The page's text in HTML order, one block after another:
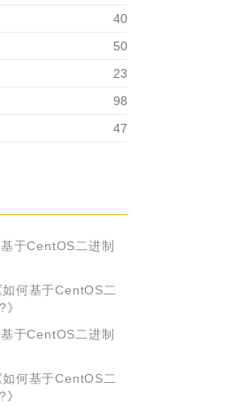
40
50
23
98
47
于CentOS二进制
如何基于CentOS二
》
于CentOS二进制
如何基于CentOS二
》